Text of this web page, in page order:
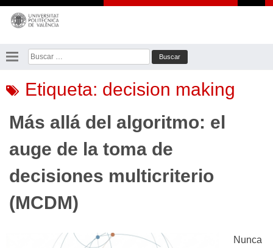
Saltar
contenido
Buscar:
Etiqueta: decision making
Más allá del algoritmo: el
auge de la toma de
decisiones multicriterio
(MCDM)
Nunca